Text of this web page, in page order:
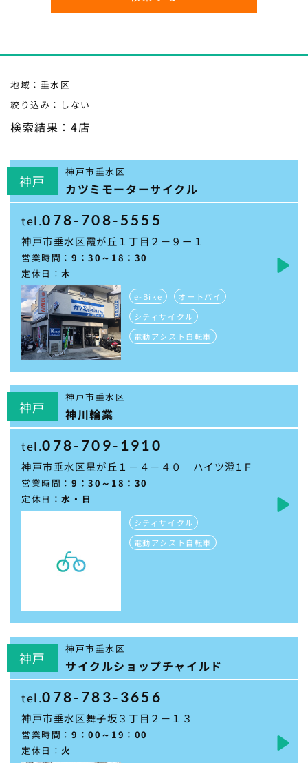
地域：垂水区
絞り込み：しない
検索結果：4店
神戸
神戸市垂水区
カツミモーターサイクル
tel.078-708-5555
神戸市垂水区霞が丘１丁目２－９ー１
営業時間： 9：30～18：30
定休日：木
e-Bike
オートバイ
シティサイクル
電動アシスト自転車
神戸
神戸市垂水区
神川輪業
tel.078-709-1910
神戸市垂水区星が丘１－４－４０ ハイツ澄1Ｆ
営業時間： 9：30～18：30
定休日：水・日
シティサイクル
電動アシスト自転車
神戸
神戸市垂水区
サイクルショップチャイルド
tel.078-783-3656
神戸市垂水区舞子坂３丁目２－１３
営業時間： 9：00～19：00
定休日： 火